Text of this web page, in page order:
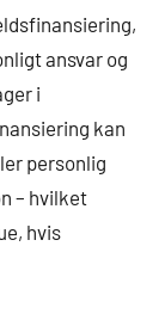
ansvar og
i
kan
personlig
– hvilket
hvis